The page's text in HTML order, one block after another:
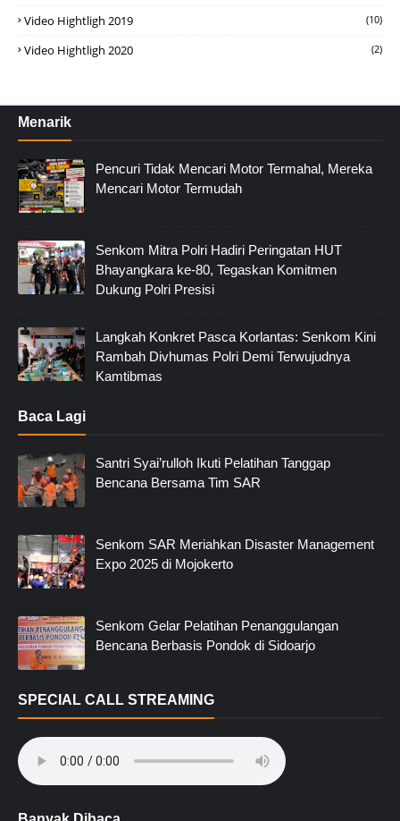
Video Hightligh 2019 (10)
Video Hightligh 2020 (2)
Menarik
Pencuri Tidak Mencari Motor Termahal, Mereka
Mencari Motor Termudah
Senkom Mitra Polri Hadiri Peringatan HUT
Bhayangkara ke-80, Tegaskan Komitmen
Dukung Polri Presisi
Langkah Konkret Pasca Korlantas: Senkom Kini
Rambah Divhumas Polri Demi Terwujudnya
Kamtibmas
Baca Lagi
Santri Syai’rulloh Ikuti Pelatihan Tanggap
Bencana Bersama Tim SAR
Senkom SAR Meriahkan Disaster Management
Expo 2025 di Mojokerto
Senkom Gelar Pelatihan Penanggulangan
Bencana Berbasis Pondok di Sidoarjo
SPECIAL CALL STREAMING